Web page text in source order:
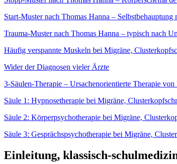
Start-Muster nach Thomas Hanna – Selbstbehauptung
Trauma-Muster nach Thomas Hanna – typisch nach
Häufig verspannte Muskeln bei Migräne,
Wider der Diagnosen vieler Ärzte
3-Säulen-Therapie – Ursachenorientierte Therapie von
Säule 1: Hypnosetherapie bei Migräne,
Säule 2: Körperpsychotherapie bei Migräne,
Säule 3: Gesprächspsychotherapie bei Migräne,
Einleitung, klassisch-